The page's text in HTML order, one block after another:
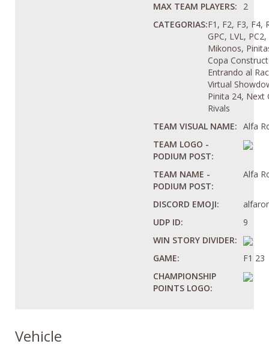
MAX TEAM PLAYERS:
2
CATEGORIAS:F1, F2, F3, F4,
GPC, LVL, PC2,
Mikonos,
Copa
Entrando al
Virtual
Pinita 24, Next
Rivals
TEAM VISUAL NAME: Alfa
TEAM LOGO -
PODIUM POST:
TEAM NAME -
PODIUM POST:
Alfa
DISCORD EMOJI:
UDP ID:
9
WIN STORY DIVIDER:
GAME:
F1 23
CHAMPIONSHIP
POINTS LOGO:
Vehicle